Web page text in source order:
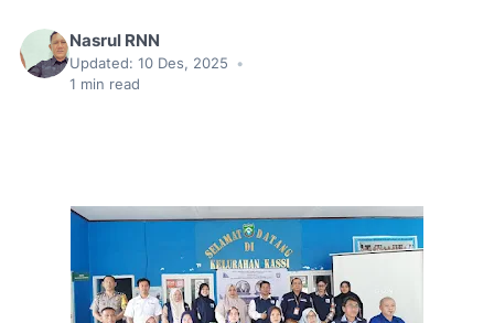
Nasrul RNN
Updated: 10 Des, 2025
•
1 min read